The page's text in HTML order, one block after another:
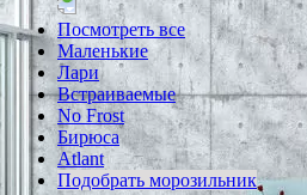
Посмотреть все
Маленькие
Лари
Встраиваемые
No Frost
Бирюса
Atlant
Подобрать морозильник